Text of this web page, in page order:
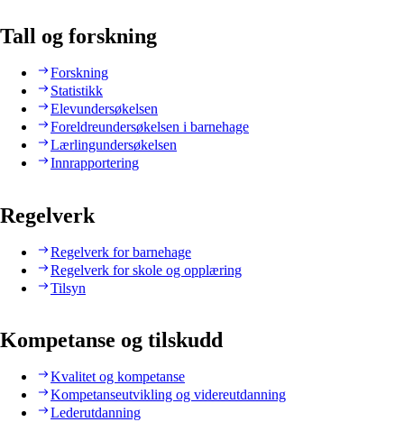
Tall og forskning
Forskning
Statistikk
Elevundersøkelsen
Foreldreundersøkelsen i barnehage
Lærlingundersøkelsen
Innrapportering
Regelverk
Regelverk for barnehage
Regelverk for skole og opplæring
Tilsyn
Kompetanse og tilskudd
Kvalitet og kompetanse
Kompetanseutvikling og videreutdanning
Lederutdanning